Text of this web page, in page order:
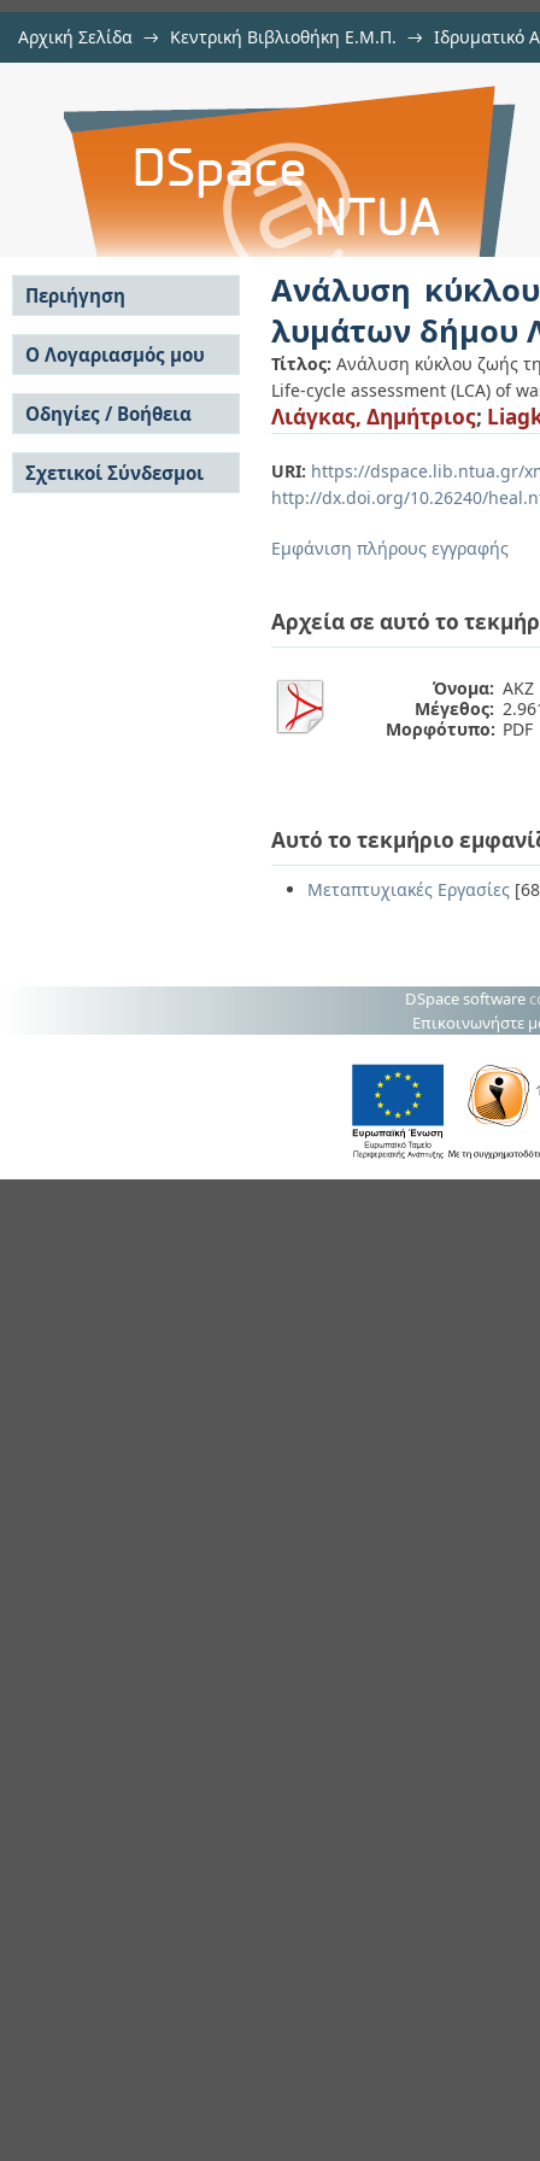
Αρχική Σελίδα → Κεντρική Βιβλιοθήκη Ε.Μ.Π. → Ιδρυματικό
Ανάλυση κύκλου ζωής της
Λαμιέων
Ανάλυση
λυμάτων δήμου
Τίτλος: Ανάλυση κύκλου ζωής
Life-cycle assessment (LCA) of
Λιάγκας, Δημήτριος;
URI: https://dspace.lib.ntua.gr/
http://dx.doi.org/10.26240/
Εμφάνιση πλήρους εγγραφής
Αρχεία σε αυτό το
Όνομα: ΑΚΖ
Μέγεθος:
Μορφότυπο: PDF
Αυτό το τεκμήριο
Μεταπτυχιακές Εργασίες
Περιήγηση
Σε όλο το DSpace
Κοινότητες & Συλλογές
Ανά Ημερομηνία
Έκδοσης
Συγγραφείς
Τίτλοι
Θέματα
Ο Λογαριασμός μου
Σύνδεση
Εγγραφή
Οδηγίες / Βοήθεια
Οδηγίες Υποβολής
Οδηγίες Χρήσης ΙΑ
Συχνές Ερωτήσεις
Σχετικοί Σύνδεσμοι
DSpace software
Επικοινωνήστε